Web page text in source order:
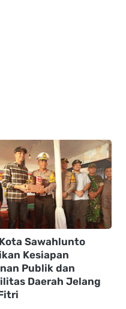
Sawahlunto
Kesiapan
Publik dan
Daerah Jelang